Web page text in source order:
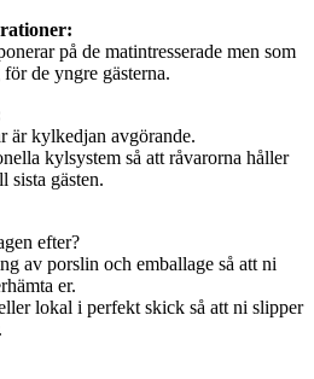
på de matintresserade men som
de yngre gästerna.
är kylkedjan avgörande.
kylsystem så att råvarorna håller
sista gästen.
efter?
av porslin och emballage så att ni
er.
lokal i perfekt skick så att ni slipper